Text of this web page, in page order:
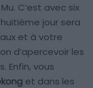
C’est avec six
huitième jour sera
et à votre
d’apercevoir les
Enfin, vous
et dans les